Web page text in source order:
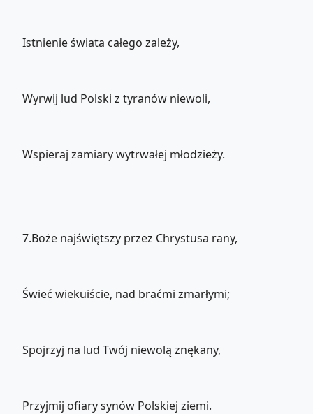
Istnienie świata całego zależy,
Wyrwij lud Polski z tyranów niewoli,
Wspieraj zamiary wytrwałej młodzieży.
7.Boże najświętszy przez Chrystusa rany,
Świeć wiekuiście, nad braćmi zmarłymi;
Spojrzyj na lud Twój niewolą znękany,
Przyjmij ofiary synów Polskiej ziemi.